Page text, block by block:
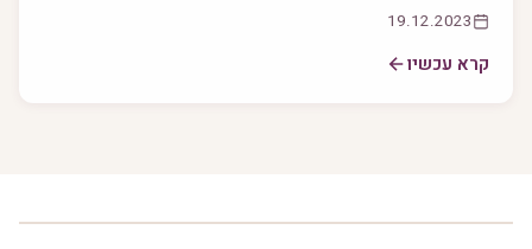
19.12.2023
קרא עכשיו